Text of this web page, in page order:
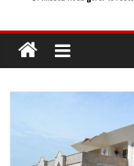
100 jeunes